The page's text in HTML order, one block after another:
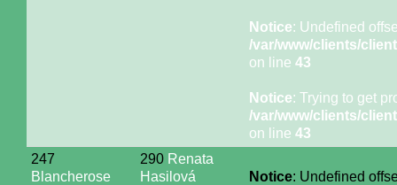
Notice: Undefined
/var/www/clients/
on line 43
Notice: Trying to get
/var/www/clients/
on line 43
247
Blancherose
290 Renata
Hasilová
Notice: Undefined